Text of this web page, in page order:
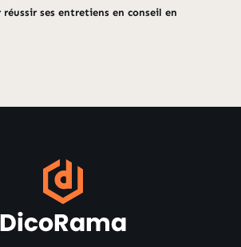
réussir ses entretiens en conseil en